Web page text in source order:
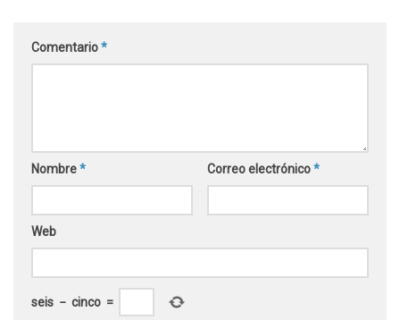
Comentario*
Nombre* Correo electrónico*
Web
seis − cinco =